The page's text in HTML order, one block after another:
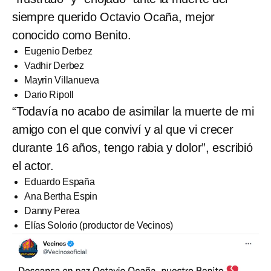
siempre querido Octavio Ocaña, mejor
conocido como Benito.
Eugenio Derbez
Vadhir Derbez
Mayrin Villanueva
Dario Ripoll
“Todavía no acabo de asimilar la muerte de mi
amigo con el que conviví y al que vi crecer
durante 16 años, tengo rabia y dolor”, escribió
el actor.
Eduardo España
Ana Bertha Espin
Danny Perea
Elías Solorio (productor de Vecinos)